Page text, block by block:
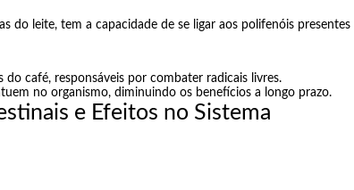
do leite, tem a capacidade de se ligar aos polifenóis presentes
do café, responsáveis por combater radicais livres.
no organismo, diminuindo os benefícios a longo prazo.
e Efeitos no Sistema